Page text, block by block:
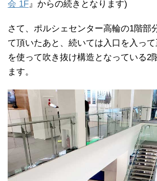
会 1F』からの続きとなります)
さて、ポルシェセンター高輪の1階部
て頂いたあと、続いては入口を入っ
を使って吹き抜け構造となっている2
ます。